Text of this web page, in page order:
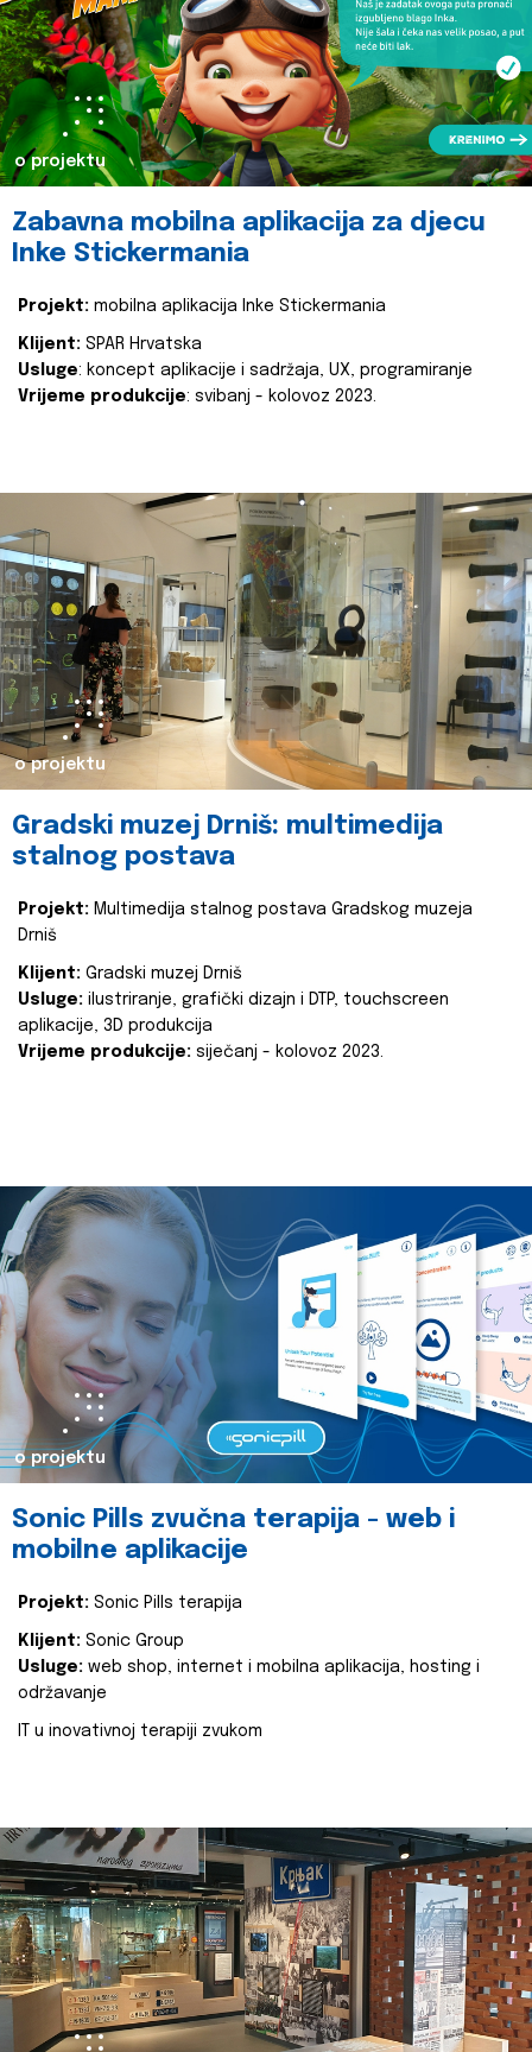
o projektu
Zabavna mobilna aplikacija za djecu
Inke Stickermania
Projekt: mobilna aplikacija Inke Stickermania
Klijent: SPAR Hrvatska
Usluge: koncept aplikacije i sadržaja, UX, programiranje
Vrijeme produkcije: svibanj - kolovoz 2023.
o projektu
Gradski muzej Drniš: multimedija
stalnog postava
Projekt: Multimedija stalnog postava Gradskog muzeja
Drniš
Klijent: Gradski muzej Drniš
Usluge: ilustriranje, grafički dizajn i DTP, touchscreen
aplikacije, 3D produkcija
Vrijeme produkcije: siječanj - kolovoz 2023.
o projektu
Sonic Pills zvučna terapija - web i
mobilne aplikacije
Projekt: Sonic Pills terapija
Klijent: Sonic Group
Usluge: web shop, internet i mobilna aplikacija, hosting i
održavanje
IT u inovativnoj terapiji zvukom